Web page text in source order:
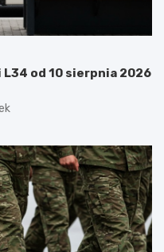
od 10 sierpnia 2026